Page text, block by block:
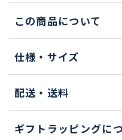
この商品について
仕様・サイズ
配送・送料
ギフトラッピングに